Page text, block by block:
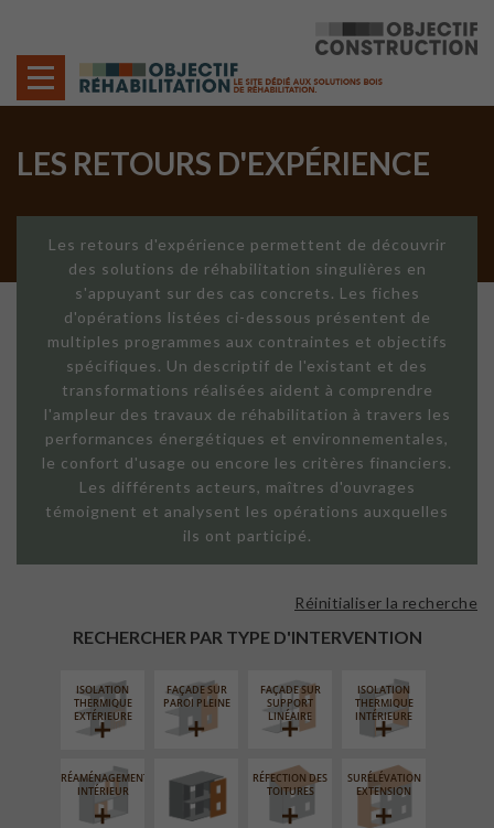
LES RETOURS D'EXPÉRIENCE
Les retours d'expérience permettent de découvrir
des solutions de réhabilitation singulières en
s'appuyant sur des cas concrets. Les fiches
d'opérations listées ci-dessous présentent de
multiples programmes aux contraintes et objectifs
spécifiques. Un descriptif de l'existant et des
transformations réalisées aident à comprendre
l'ampleur des travaux de réhabilitation à travers les
performances énergétiques et environnementales,
le confort d'usage ou encore les critères financiers.
Les différents acteurs, maîtres d'ouvrages
témoignent et analysent les opérations auxquelles
ils ont participé.
RECHERCHER PAR TYPE D'INTERVENTION
Réinitialiser la recherche
ISOLATION
THERMIQUE
EXTÉRIEURE
FAÇADE SUR
PAROI PLEINE
FAÇADE SUR
SUPPORT
LINÉAIRE
ISOLATION
THERMIQUE
INTÉRIEURE
RÉAMÉNAGEMENT
INTÉRIEUR
FERMETURE
LOGGIAS
RÉFECTION DES
TOITURES
SURÉLÉVATION
EXTENSION
AMÉNAGEMENT
EXTÉRIEUR
PROCÉDÉ
PARTICULIER